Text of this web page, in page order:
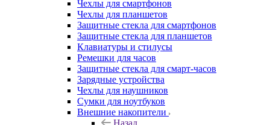
Чехлы для смартфонов
Чехлы для планшетов
Защитные стекла для смартфонов
Защитные стекла для планшетов
Клавиатуры и стилусы
Ремешки для часов
Защитные стекла для смарт-часов
Зарядные устройства
Чехлы для наушников
Сумки для ноутбуков
Внешние накопители
Назад